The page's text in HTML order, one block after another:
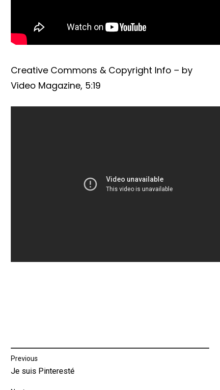
Creative Commons & Copyright Info – by
Video Magazine, 5:19
Post
navigation
Previous
Previous
Je suis Pinteresté